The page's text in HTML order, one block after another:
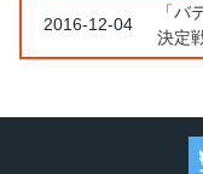
2016-12-04
「
決定